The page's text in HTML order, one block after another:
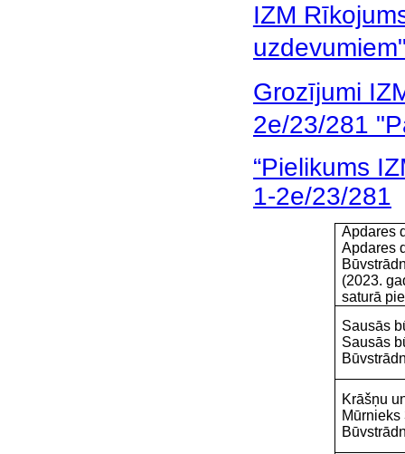
IZM
Grozījumi
2e/23/281
“Pielikums
1-2e/23/281
Apdares
Apdares
(2023.
saturā
Sausās
Sausās
Krāšņu
Mūrnieks